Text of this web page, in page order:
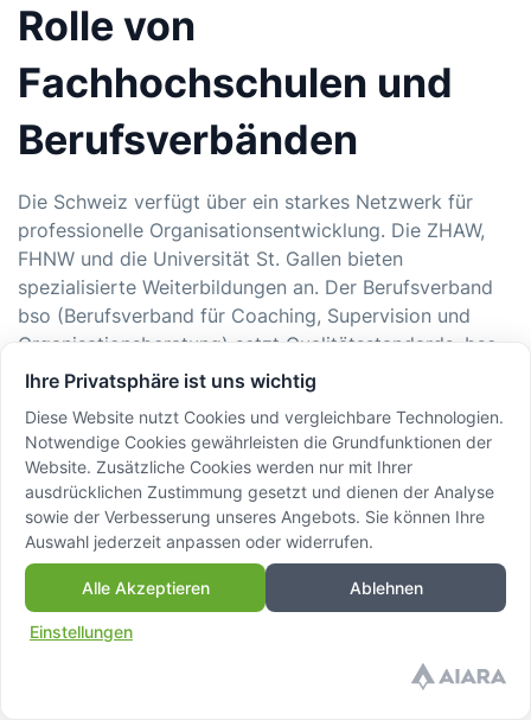
Rolle von
Fachhochschulen und
Berufsverbänden
Die Schweiz verfügt über ein starkes Netzwerk für
professionelle Organisationsentwicklung. Die ZHAW,
FHNW und die Universität St. Gallen bieten
spezialisierte Weiterbildungen an. Der Berufsverband
bso (Berufsverband für Coaching, Supervision und
Organisationsberatung) setzt Qualitätsstandards. bso-
zertifizierte Berater:innen gelten in der Schweiz als
Die Rolle der
Führungskraft in der
Organisationsentwicklung scheitert selten an
fehlenden Konzepten. Sie scheitert an Führungskräften,
Ihre Privatsphäre ist uns wichtig
Diese Website nutzt Cookies und vergleichbare Technologien.
Notwendige Cookies gewährleisten die Grundfunktionen der
Website. Zusätzliche Cookies werden nur mit Ihrer
ausdrücklichen Zustimmung gesetzt und dienen der Analyse
sowie der Verbesserung unseres Angebots. Sie können Ihre
Auswahl jederzeit anpassen oder widerrufen.
Alle Akzeptieren Ablehnen
Einstellungen